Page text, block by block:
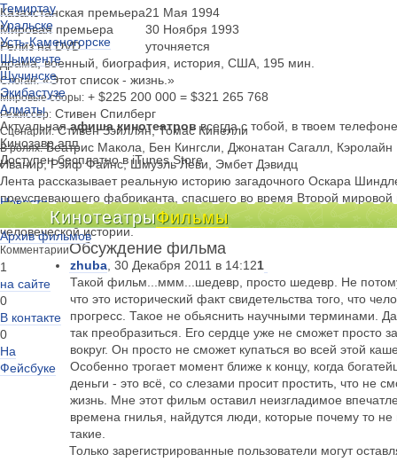
Темиртау
Уральске
Усть-Каменогорске
Шымкенте
Щучинске
Экибастузе
Алматы
Актуальнаяафиша кинотеатров всегда с тобой, в твоем телефоне
Кинозавр.апп
Доступен бесплатно в iTunes Store
КинотеатрыФильмы
Новости
Киноклубы
Архив фильмов
Казахстанская премьера21 Мая 1994
Мировая премьера
30 Ноября 1993
Релиз на DVD
уточняется
драма, военный, биография, история, США, 195 мин.
Слоган:«Этот список - жизнь.»
Мировые сборы: + $225 200 000 = $321 265 768
Режиссер: Стивен Спилберг
Сценарий:Стивен Зэйллян, Томас Кинелли
В ролях:Беатрис Макола, Бен Кингсли, Джонатан Сагалл,
Иванир, Рэйф Файнс, Шмуэль Леви, Эмбет Дэвидц
Лента рассказывает реальную историю загадочного Оскара
преуспевающего фабриканта, спасшего во время Второй
одного человека, не похожего на других, и драма тех, кто,
человеческой истории.
Комментарии
1
на сайте
0
В контакте
0
На
Фейсбуке
Обсуждение фильма
zhuba , 30 Декабря 2011 в 14:121
Такой фильм...ммм...шедевр, просто шедевр. Не
что это исторический факт свидетельства того, что
прогресс. Такое не обьяснить научными терминами.
так преобразиться. Его сердце уже не сможет просто
вокруг. Он просто не сможет купаться во всей этой
Особенно трогает момент ближе к концу, когда
деньги - это всё, со слезами просит простить, что не
жизнь. Мне этот фильм оставил неизгладимое
времена гнилья, найдутся люди, которые почему то
такие.
Только зарегистрированные пользователи могут